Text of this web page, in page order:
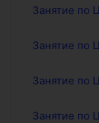
Занятие по
Занятие по
Занятие по
Занятие по